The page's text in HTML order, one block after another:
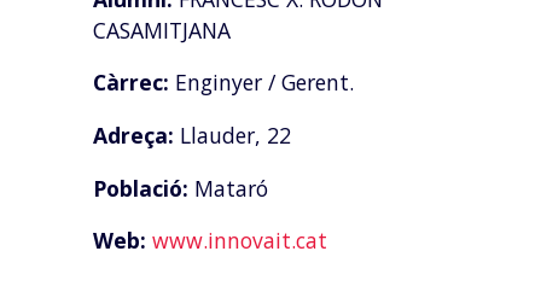
CASAMITJANA
Càrrec: Enginyer / Gerent.
Adreça: Llauder, 22
Població: Mataró
Web: www.innovait.cat